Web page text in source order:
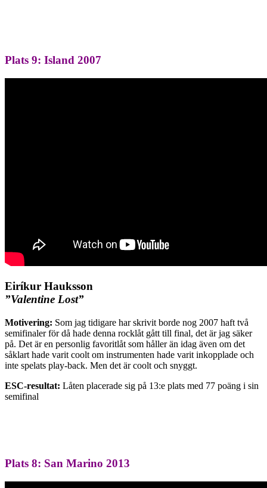
Plats 9: Island 2007
Eiríkur Hauksson
”Valentine Lost”
Motivering: Som jag tidigare har skrivit borde nog 2007 haft två
semifinaler för då hade denna rocklåt gått till final, det är jag säker
på. Det är en personlig favoritlåt som håller än idag även om det
såklart hade varit coolt om instrumenten hade varit inkopplade och
inte spelats play-back. Men det är coolt och snyggt.
ESC-resultat: Låten placerade sig på 13:e plats med 77 poäng i sin
semifinal
Plats 8: San Marino 2013